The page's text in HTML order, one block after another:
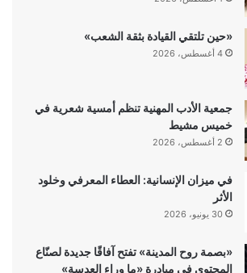
«حين تلتقي القيادة بثقة الشعب»
4 أغسطس، 2026
جمعية الأدب المهنية تنظم أمسية شعرية في
خميس مشيط
2 أغسطس، 2026
في ميزان الإنسانية: العطاء المعرفي وخلود
الأثر
30 يونيو، 2026
«بصمة روح المدينة» تفتح آفاقًا جديدة لصنّاع
المحتوى في مبادرة «ما وراء العدسة»